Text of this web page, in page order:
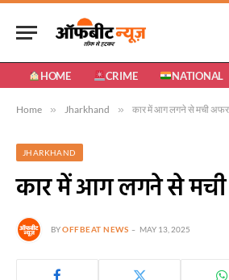
HOME CRIME NATIONAL
Home » Jharkhand » कार में आग लगने से मची
JHARKHAND
कार में आग लगने से
BYOFFBEAT NEWS MAY 13, 2025